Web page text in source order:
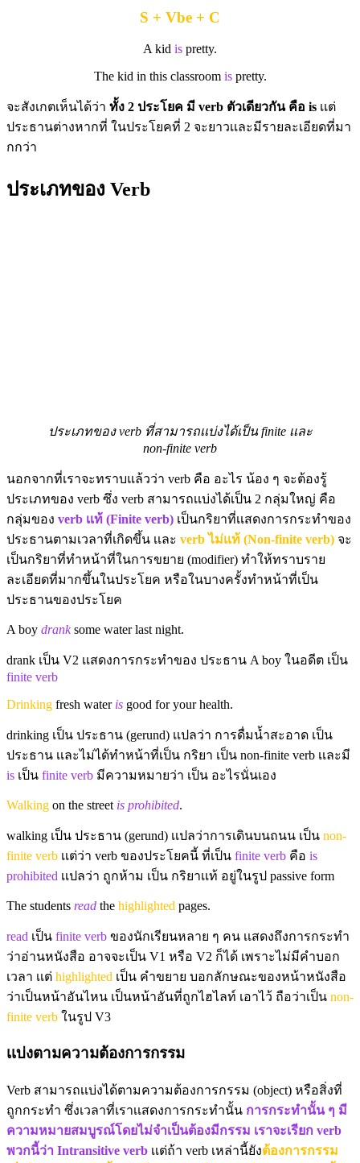
S + Vbe + C
A kid is pretty.
The kid in this classroom ispretty.
จะสังเกตเห็นได้ว่า ทั้ง 2 ประโยค มี verb ตัวเดียวกัน คือ is เเต่
ประธานต่างหากที่ ในประโยคที่ 2 จะยาวเเละมีรายละเอียดที่มา
กกว่า
ประเภทของ Verb
ประเภทของ verb ที่สามารถเเบ่งได้เป็น finite เเละ
non-finite verb
นอกจากที่เราจะทราบแล้วว่า verb คือ อะไร น้อง ๆ จะต้องรู้
ประเภทของ verb ซึ่ง verb สามารถเเบ่งได้เป็น 2 กลุ่มใหญ่ คือ
กลุ่มของ verb เเท้ (Finite verb) เป็นกริยาที่เเสดงการกระทำของ
ประธานตามเวลาที่เกิดขึ้น เเละ verb ไม่เเท้ (Non-finite verb) จะ
เป็นกริยาที่ทำหน้าที่ในการขยาย (modifier) ทำให้ทราบราย
ละเอียดที่มากขึ้นในประโยค หรือในบางครั้งทำหน้าที่เป็น
ประธานของประโยค
A boy dranksome water last night.
drank เป็น V2 เเสดงการกระทำของ ประธาน A boy ในอดีต เป็น
finite verb
Drinking fresh water is good for your health.
drinking เป็น ประธาน (gerund) เเปลว่า การดื่มน้ำสะอาด เป็น
ประธาน เเละไม่ได้ทำหน้าที่เป็น กริยา เป็น non-finite verb เเละมี
is เป็น finite verb มีความหมายว่า เป็น อะไรนั่นเอง
Walking on the street is prohibited.
walking เป็น ประธาน (gerund) เเปลว่าการเดินบนถนน เป็น non-
finite verb เเต่ว่า verb ของประโยคนี้ ที่เป็น finite verb คือ is
prohibited เเปลว่า ถูกห้าม เป็น กริยาเเท้ อยู่ในรูป passive form
The students read the highlighted pages.
read เป็น finite verb ของนักเรียนหลาย ๆ คน เเสดงถึงการกระทำ
ว่าอ่านหนังสือ อาจจะเป็น V1 หรือ V2 ก็ได้ เพราะไม่มีคำบอก
เวลา เเต่ highlighted เป็น คำขยาย บอกลักษณะของหน้าหนังสือ
ว่าเป็นหน้าอันไหน เป็นหน้าอันที่ถูกไฮไลท์ เอาไว้ ถือว่าเป็น non-
finite verb ในรูป V3
เเบ่งตามความต้องการกรรม
Verb สามารถเเบ่งได้ตามความต้องการกรรม (object) หรือสิ่งที่
ถูกกระทำ ซึ่งเวลาที่เราเเสดงการกระทำนั้น การกระทำนั้น ๆ มี
ความหมายสมบูรณ์โดยไม่จำเป็นต้องมีกรรม เราจะเรียก verb
พวกนี้ว่า Intransitive verb เเต่ถ้า verb เหล่านี้ยังต้องการกรรม